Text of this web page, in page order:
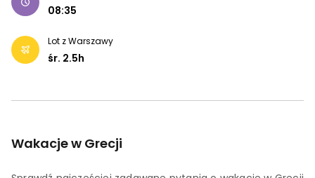
08:35
Lot z Warszawy
śr. 2.5h
Wakacje w Grecji